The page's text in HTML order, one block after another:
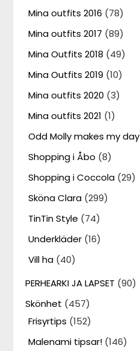
Mina outfits 2016 (78)
Mina outfits 2017 (89)
Mina Outfits 2018 (49)
Mina Outfits 2019 (10)
Mina outfits 2020 (3)
Mina outfits 2021 (1)
Odd Molly makes my day
Shopping i Åbo (8)
Shopping i Coccola (29)
Sköna Clara (299)
TinTin Style (74)
Underkläder (16)
Vill ha (40)
PERHEARKI JA LAPSET (90)
Skönhet (457)
Frisyrtips (152)
Malenami tipsar! (146)